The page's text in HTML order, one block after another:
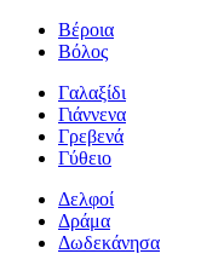
Βέροια
Βόλος
Γαλαξίδι
Γιάννενα
Γρεβενά
Γύθειο
Δελφοί
Δράμα
Δωδεκάνησα